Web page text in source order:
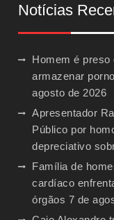
Notícias
Homem é preso
armazenar
agosto de 2026
Apresentador
Público por
depreciativo
Família de
cardíaco
órgãos 7 de